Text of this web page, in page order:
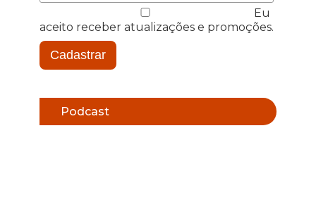
Eu
aceito receber atualizações e promoções.
Cadastrar
Podcast